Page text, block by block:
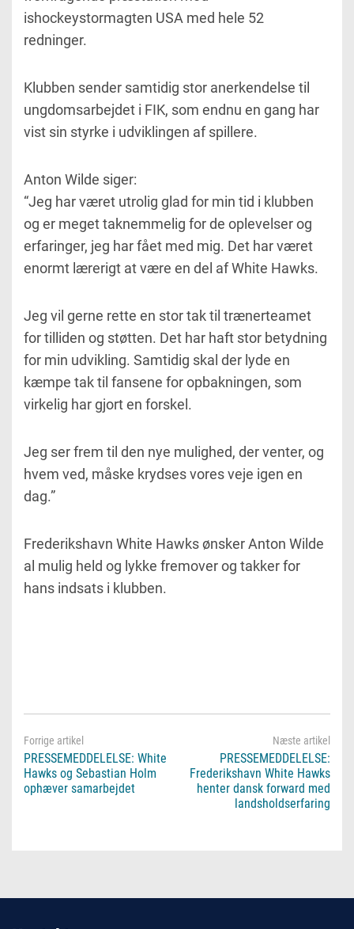
ishockeystormagten USA med hele 52
redninger.
Klubben sender samtidig stor anerkendelse til
ungdomsarbejdet i FIK, som endnu en gang har
vist sin styrke i udviklingen af spillere.
Anton Wilde siger:
“Jeg har været utrolig glad for min tid i klubben
og er meget taknemmelig for de oplevelser og
erfaringer, jeg har fået med mig. Det har været
enormt lærerigt at være en del af White Hawks.
Jeg vil gerne rette en stor tak til trænerteamet
for tilliden og støtten. Det har haft stor betydning
for min udvikling. Samtidig skal der lyde en
kæmpe tak til fansene for opbakningen, som
virkelig har gjort en forskel.
Jeg ser frem til den nye mulighed, der venter, og
hvem ved, måske krydses vores veje igen en
dag.”
Frederikshavn White Hawks ønsker Anton Wilde
al mulig held og lykke fremover og takker for
hans indsats i klubben.
PRESSEMEDDELELSE: White
Hawks og Sebastian Holm
ophæver samarbejdet
PRESSEMEDDELELSE:
Frederikshavn White Hawks
henter dansk forward med
landsholdserfaring